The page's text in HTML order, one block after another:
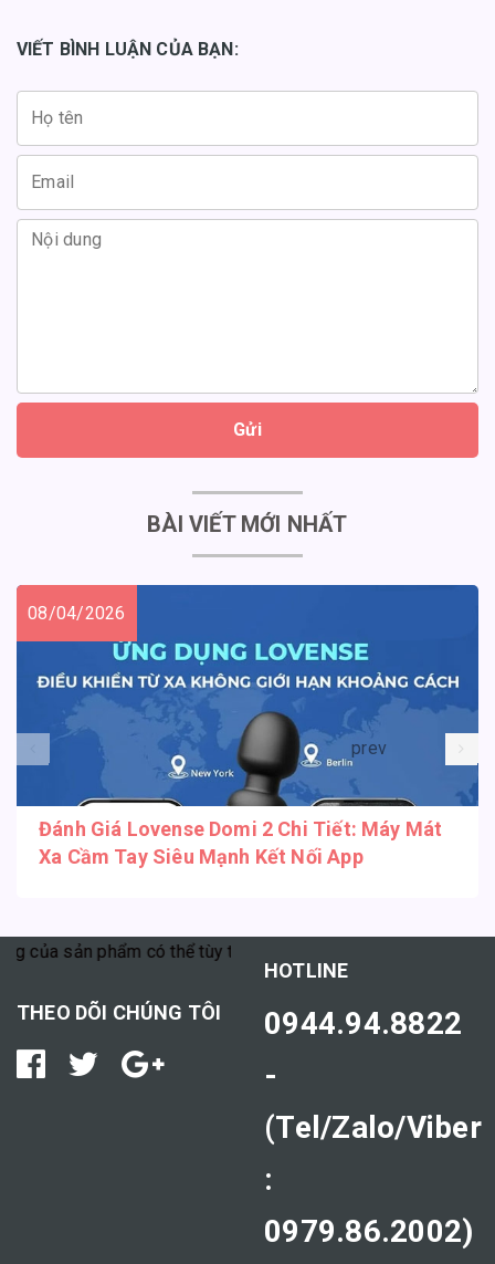
VIẾT BÌNH LUẬN CỦA BẠN:
Gửi
BÀI VIẾT MỚI NHẤT
08/04/2026
Đánh Giá Lovense Domi 2 Chi Tiết: Máy Mát
Xa Cầm Tay Siêu Mạnh Kết Nối App
prev
của sản phẩm có thể tùy thuộc vào cơ địa mỗi người."
THEO DÕI CHÚNG TÔI
HOTLINE
0944.94.8822
-
(Tel/Zalo/Viber
:
0979.86.2002)